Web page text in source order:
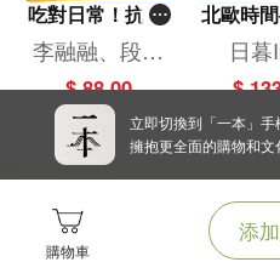
購物車
添
挑戰。
著作包含由牛津大學出版的《閱讀創造
能性：社會文化理論》（The Possibility:
帕爾格雷夫．麥克米蘭出版社的《帕爾格
Palgrave Handbook of Creativity and
何玉美
臺北大學社會系畢業，英國史特林大學
吃對日常！抗炎
減糖飲食法
李融融、段佳
麗,黃梨煜、顧
凱辰
$ 88.00
北歐時
界第一
教會
日暮
$
立即切換到「一本」手
擁抱更全面的購物和文